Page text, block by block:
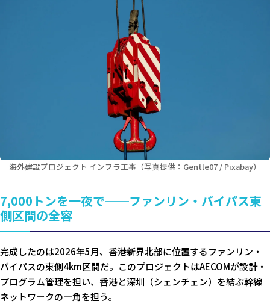
海外建設プロジェクト インフラ工事（写真提供：Gentle07 / Pixabay）
7,000トンを一夜で──ファンリン・バイパス東
側区間の全容
完成したのは2026年5月、香港新界北部に位置するファンリン・
バイパスの東側4km区間だ。このプロジェクトはAECOMが設計・
プログラム管理を担い、香港と深圳（シェンチェン）を結ぶ幹線
ネットワークの一角を担う。